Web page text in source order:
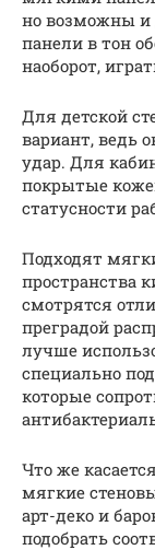
но возможны и
панели в тон
наоборот,
Для детской
вариант, ведь
удар. Для
покрытые
статусности
Подходят
пространства
смотрятся
преградой
лучше
специально
которые
Что же
мягкие
арт-деко и
подобрать